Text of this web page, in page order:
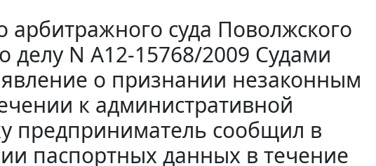
суда Поволжского
делу N А12-15768/2009 Судами
о признании незаконным
к административной
предприниматель сообщил в
паспортных данных в течение